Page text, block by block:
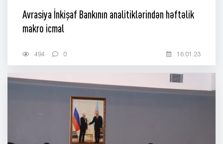
Avrasiya İnkişaf Bankının analitiklərindən həftəlik
makro icmal
494 0 16.01.23